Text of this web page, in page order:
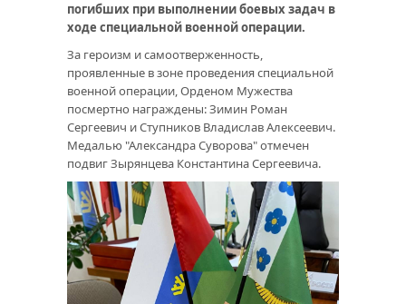
погибших при выполнении боевых задач в
ходе специальной военной операции.
За героизм и самоотверженность,
проявленные в зоне проведения специальной
военной операции, Орденом Мужества
посмертно награждены: Зимин Роман
Сергеевич и Ступников Владислав Алексеевич.
Медалью "Александра Суворова" отмечен
подвиг Зырянцева Константина Сергеевича.